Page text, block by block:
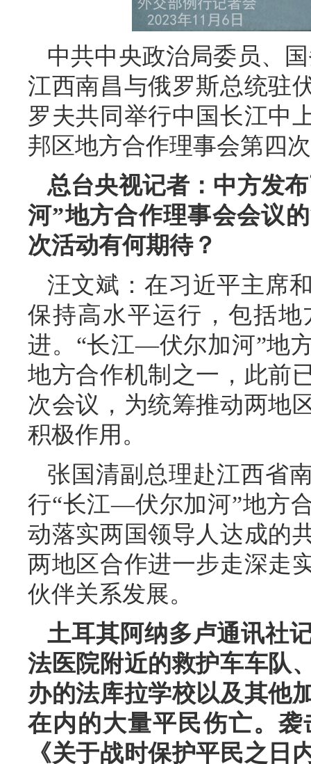
中共中央政治局委员、
江西南昌与俄罗斯总统驻
罗夫共同举行中国长江中
邦区地方合作理事会第四
总台央视记者：中方发
河”地方合作理事会会议
次活动有何期待？
汪文斌：在习近平主席
保持高水平运行，包括
进。“长江—伏尔加河”地
地方合作机制之一，此前
次会议，为统筹推动两地
积极作用。
张国清副总理赴江西省
行“长江—伏尔加河”地方
动落实两国领导人达成的
两地区合作进一步走深走
伙伴关系发展。
土耳其阿纳多卢通讯社
法医院附近的救护车车队
办的法库拉学校以及其他
在内的大量平民伤亡。
《关于战时保护平民之日